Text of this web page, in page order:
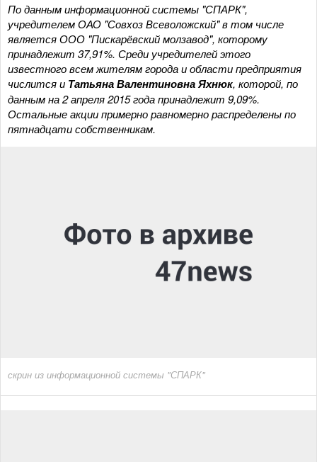
По данным информационной системы "СПАРК",
учредителем ОАО "Совхоз Всеволожский" в том числе
является ООО "Пискарёвский молзавод", которому
принадлежит 37,91%. Среди учредителей этого
известного всем жителям города и области предприятия
числится и Татьяна Валентиновна Яхнюк, которой, по
данным на 2 апреля 2015 года принадлежит 9,09%.
Остальные акции примерно равномерно распределены по
пятнадцати собственникам.
скрин из информационной системы "СПАРК"